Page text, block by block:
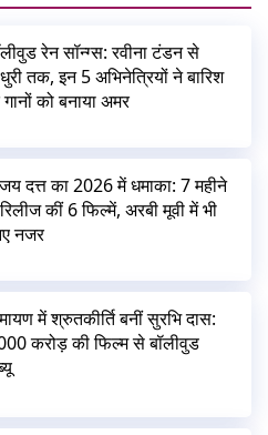
रेन सॉन्ग्स: रवीना टंडन से
तक, इन 5 अभिनेत्रियों ने बारिश
को बनाया अमर
दत्त का 2026 में धमाका: 7 महीने
कीं 6 फिल्में, अरबी मूवी में भी
नजर
में श्रुतकीर्ति बनीं सुरभि दास:
करोड़ की फिल्म से बॉलीवुड